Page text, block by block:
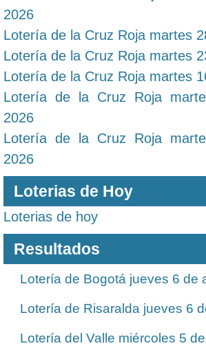
2026
Lotería de la Cruz Roja martes
Lotería de la Cruz Roja martes
Lotería de la Cruz Roja martes
Lotería de la Cruz Roja
2026
Lotería de la Cruz Roja
2026
Loterias de Hoy
Loterias de hoy
Resultados
Lotería de Bogotá jueves 6 de
Lotería de Risaralda jueves 6
Lotería del Valle miércoles 5